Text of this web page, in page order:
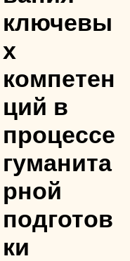
ключевы
х
компетен
ций в
процессе
гуманита
рной
подготов
ки